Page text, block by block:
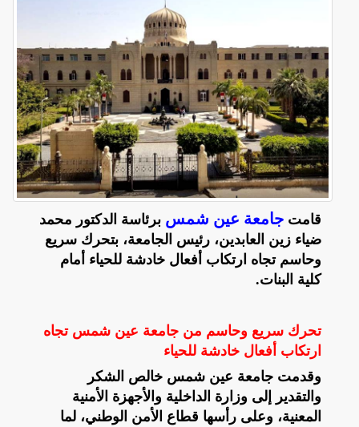
قامتجامعة عين شمس برئاسة الدكتور محمد
ضياء زين العابدين، رئيس الجامعة، بتحرك سريع
وحاسم تجاه ارتكاب أفعال خادشة للحياء أمام
كلية البنات.
تحرك سريع وحاسم من جامعة عين شمس تجاه
ارتكاب أفعال خادشة للحياء
وقدمت جامعة عين شمس خالص الشكر
والتقدير إلى وزارة الداخلية والأجهزة الأمنية
المعنية، وعلى رأسها قطاع الأمن الوطني، لما